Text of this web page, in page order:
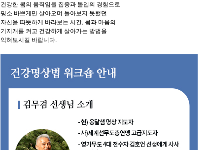
건강한 몸의 움직임을 집중과 몰입의 경험으로
평소 바쁘게만 살아오며 돌아보지 못했던
자신을 따뜻하게 바라보는 시간, 몸과 마음의
기지개를 켜고 건강하게 살아가는 방법을
익혀보시길 바랍니다.